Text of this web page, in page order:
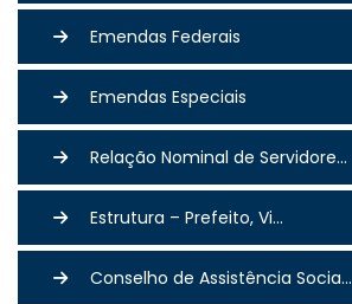
Emendas Federais
Emendas Especiais
Relação Nominal de Servidore...
Estrutura – Prefeito, Vi...
Conselho de Assistência Socia...